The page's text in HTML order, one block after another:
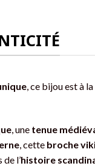
, ce bijou est à
, une tenue
, cette broche
l’histoire